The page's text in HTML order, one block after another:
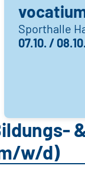
Sporthalle
07.10. /
w/d)